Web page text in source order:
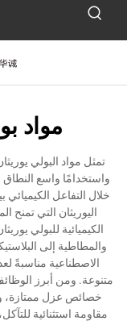
مواد
تمثل مواد البولي
واستخدامًا واسع النطاق
خلال التفاعل الكيميائي
اليوريثان التي تمنح
الكيميائية للبولي
والمطاطية إلى
الاصطناعية مناسبةً
متنوعة. ومن أبرز
خصائص عزل ممتازة،
مقاومة استثنائية